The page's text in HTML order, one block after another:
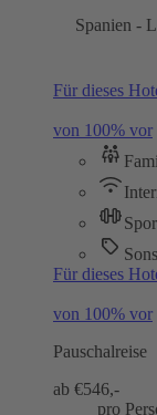
Spanien -
Für dieses
von 100% vor
Für dieses
von 100% vor
Pauschalreise
ab €546,-
pro